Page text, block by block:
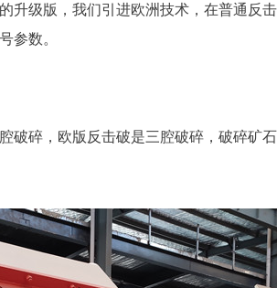
升级版，我们引进欧洲技术，在普通反
参数。
破碎，欧版反击破是三腔破碎，破碎矿